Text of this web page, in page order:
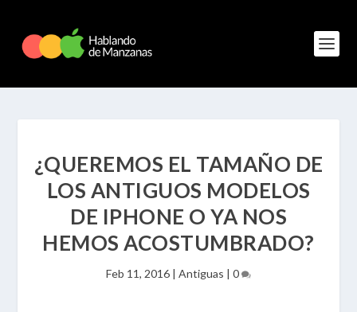
¿QUEREMOS EL TAMAÑO DE
LOS ANTIGUOS MODELOS
DE IPHONE O YA NOS
HEMOS ACOSTUMBRADO?
Feb 11, 2016 | Antiguas | 0